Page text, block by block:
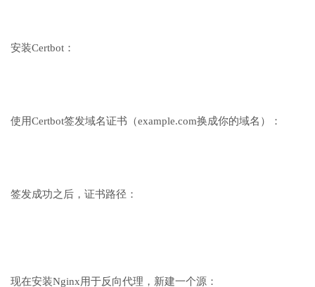
安装Certbot：
使用Certbot签发域名证书（example.com换成你的域名）：
签发成功之后，证书路径：
现在安装Nginx用于反向代理，新建一个源：